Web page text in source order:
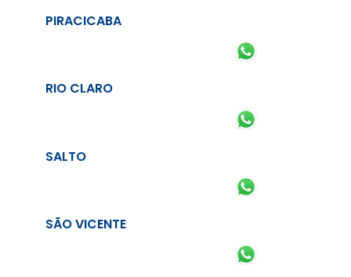
PIRACICABA
RIO CLARO
SALTO
SÃO VICENTE